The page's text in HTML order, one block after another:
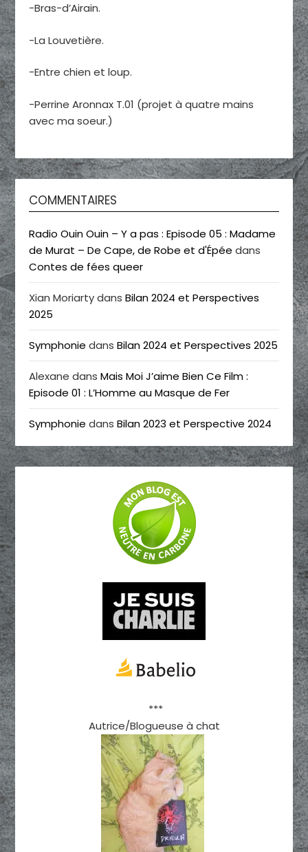
-Bras-d’Airain.
-La Louvetière.
-Entre chien et loup.
-Perrine Aronnax T.01 (projet à quatre mains
avec ma soeur.)
COMMENTAIRES
Radio Ouin Ouin – Y a pas : Episode 05 : Madame
de Murat – De Cape, de Robe et d'Épée dans
Contes de fées queer
Xian MoriartydansBilan 2024 et Perspectives
2025
Symphonie dansBilan 2024 et Perspectives 2025
Alexane dansMais Moi J’aime Bien Ce Film :
Episode 01 : L’Homme au Masque de Fer
Symphonie dansBilan 2023 et Perspective 2024
***
Autrice/Blogueuse à chat